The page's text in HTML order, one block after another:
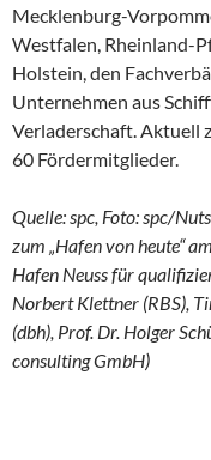
Mecklenburg-
Westfalen, Rheinland-
Holstein, den
Unternehmen aus
Verladerschaft. Aktuell
60 Fördermitglieder.
Quelle: spc, Foto: spc/
zum „Hafen von heute“
Hafen Neuss für
Norbert Klettner (RBS),
(dbh), Prof. Dr. Holger
consulting GmbH)